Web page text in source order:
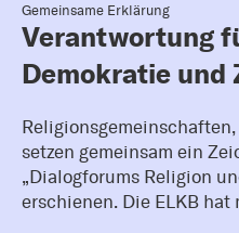
Gemeinsame Erklärung
Verantwortung
Demokratie und
setzen gemeinsam ein
„Dialogforums Religion
erschienen. Die ELKB hat